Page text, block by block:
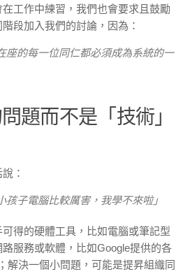
工作中練習，我們也會要求且鼓勵
段加入我們的討論，因為：
座的每一位同仁都必須成為系統的一
題而不是「技術」
：
孩子電腦比較厲害，我學不來啦」
得的硬體工具，比如電腦或筆記型
服務或軟體，比如Google提供的各
解決一個小問題，可能是提昇組織同